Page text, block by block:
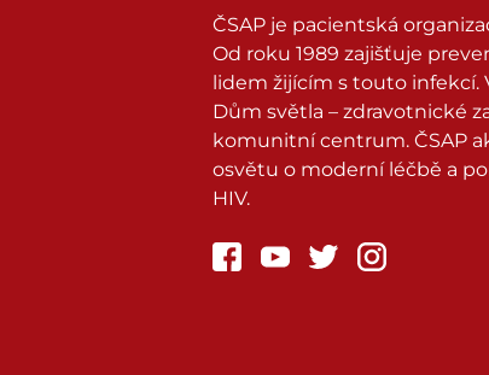
ČSAP je pacientská
Od roku 1989 zajišťuje
lidem žijícím s touto infekcí.
Dům světla – zdravotnické
komunitní centrum. ČSAP
osvětu o moderní léčbě a
HIV.